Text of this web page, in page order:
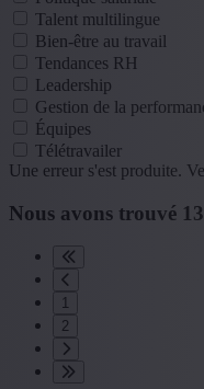
Talent multilingue
Bien-être au travail
Tendances RH
Leadership
Gestion de la
Équipes
Télétravailer
Une erreur s'est produite.
Nous avons trouvé 13
1
2